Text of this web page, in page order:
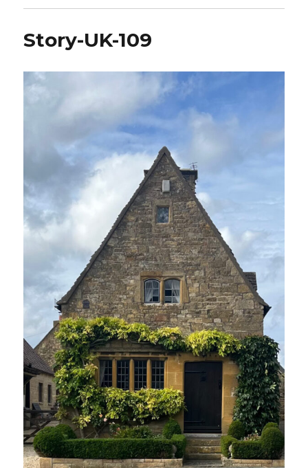
Story-UK-109